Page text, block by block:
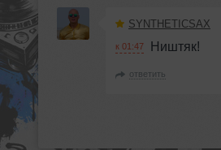
SYNTHETICSAX
к 01:47 Ништяк!
ответить